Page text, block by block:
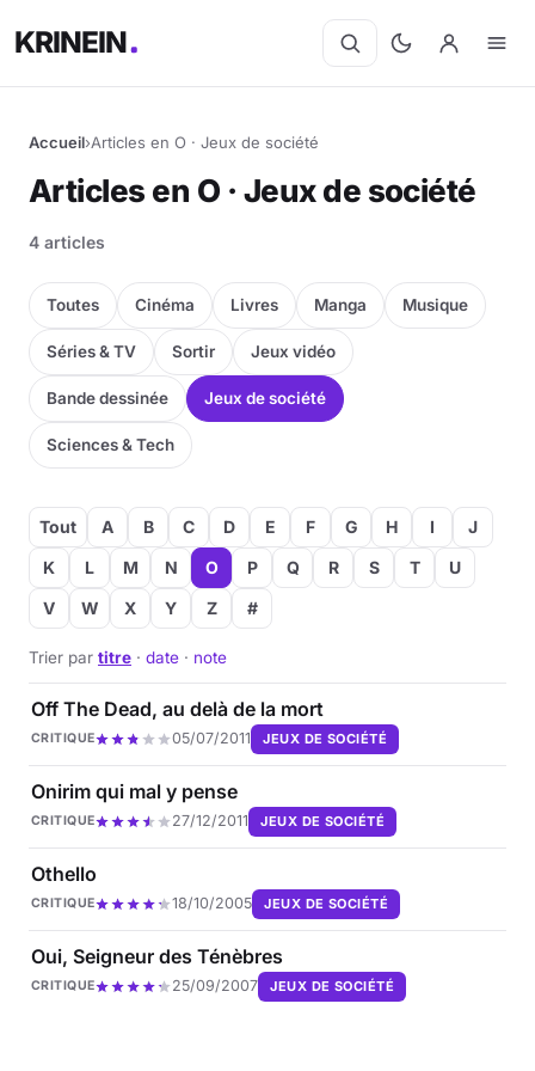
KRINEIN
Accueil›Articles en O · Jeux de société
Articles en O · Jeux de société
4 articles
Toutes Cinéma Livres Manga Musique
Séries & TV Sortir Jeux vidéo
Bande dessinée Jeux de société
Sciences & Tech
Tout A B C D E F G H I
J
K
L M N O P Q R S T
U
V
W X Y Z #
Trier par titre · date · note
Off The Dead, au delà de la mort
CRITIQUE 05/07/2011 JEUX DE SOCIÉTÉ
Onirim qui mal y pense
CRITIQUE 27/12/2011 JEUX DE SOCIÉTÉ
Othello
CRITIQUE 18/10/2005 JEUX DE SOCIÉTÉ
Oui, Seigneur des Ténèbres
CRITIQUE 25/09/2007 JEUX DE SOCIÉTÉ